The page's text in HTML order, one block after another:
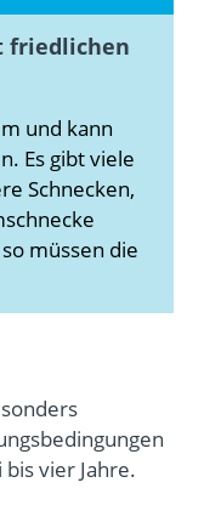
friedlichen
und kann
Es gibt viele
Schnecken,
müssen die
vier Jahre.